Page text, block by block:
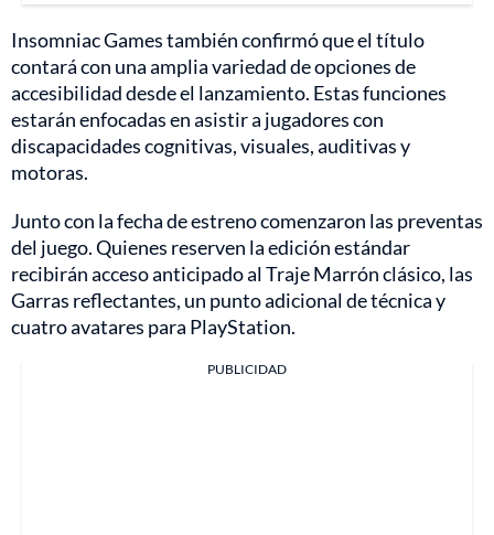
Insomniac Games también confirmó que el título
contará con una amplia variedad de opciones de
accesibilidad desde el lanzamiento. Estas funciones
estarán enfocadas en asistir a jugadores con
discapacidades cognitivas, visuales, auditivas y
motoras.
Junto con la fecha de estreno comenzaron las preventas
del juego. Quienes reserven la edición estándar
recibirán acceso anticipado al Traje Marrón clásico, las
Garras reflectantes, un punto adicional de técnica y
cuatro avatares para PlayStation.
PUBLICIDAD